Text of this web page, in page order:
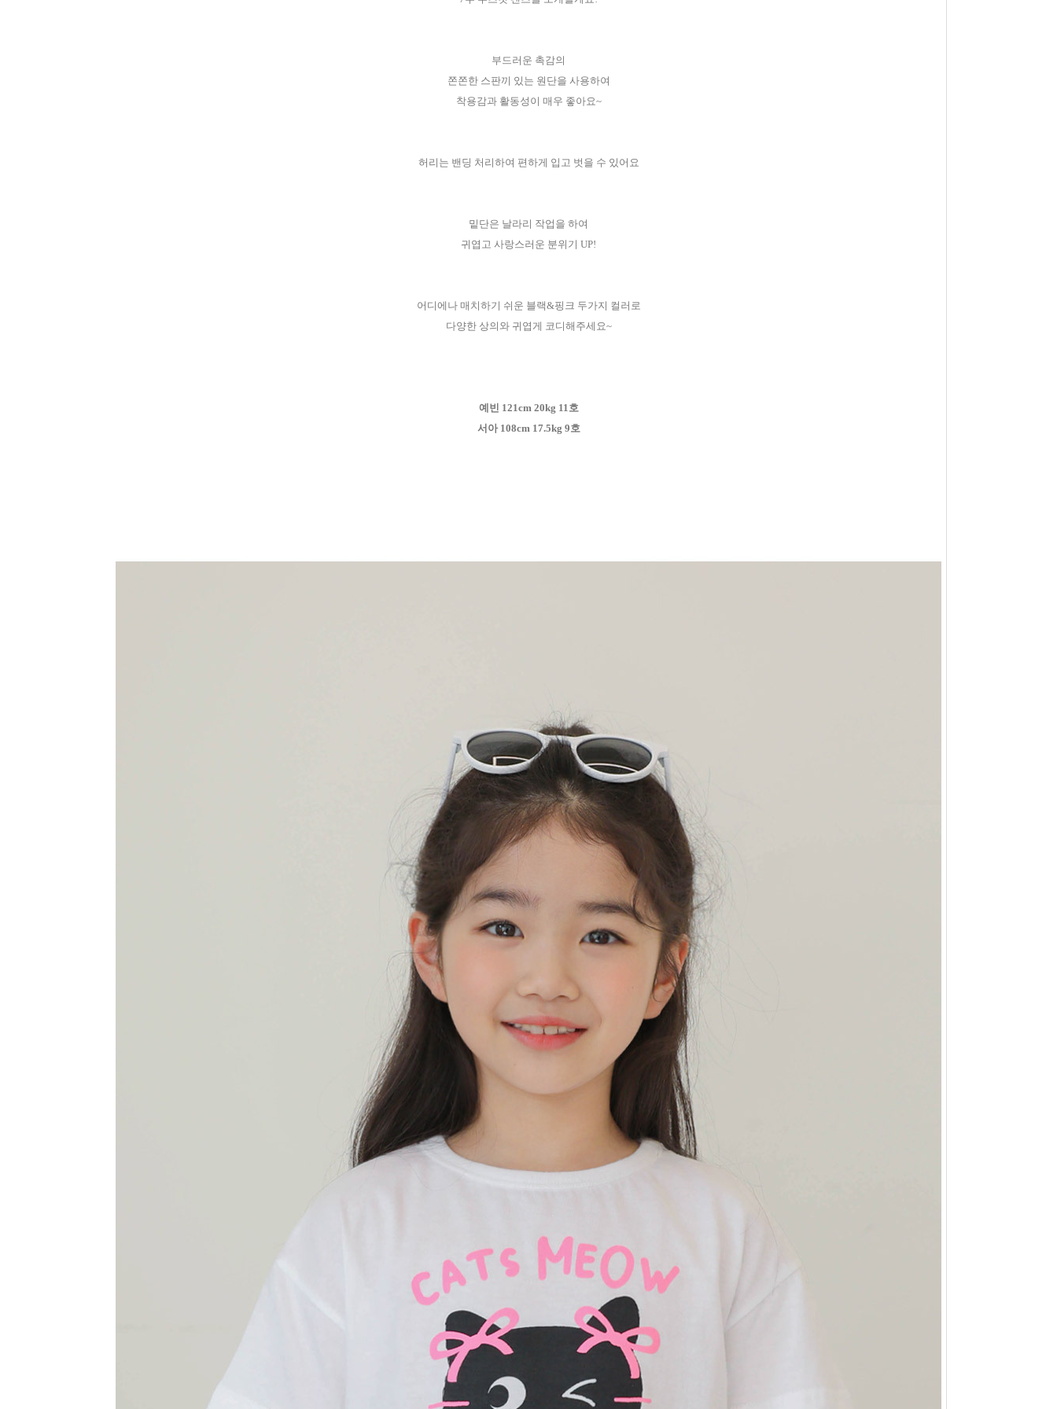
부드러운 촉감의
쫀쫀한 스판끼 있는 원단을 사용하여
착용감과 활동성이 매우 좋아요~
허리는 밴딩 처리하여 편하게 입고 벗을 수 있어요
밑단은 날라리 작업을 하여
귀엽고 사랑스러운 분위기 UP!
어디에나 매치하기 쉬운 블랙&핑크 두가지 컬러로
다양한 상의와 귀엽게 코디해주세요~
예빈 121cm 20kg 11호
서아 108cm 17.5kg 9호